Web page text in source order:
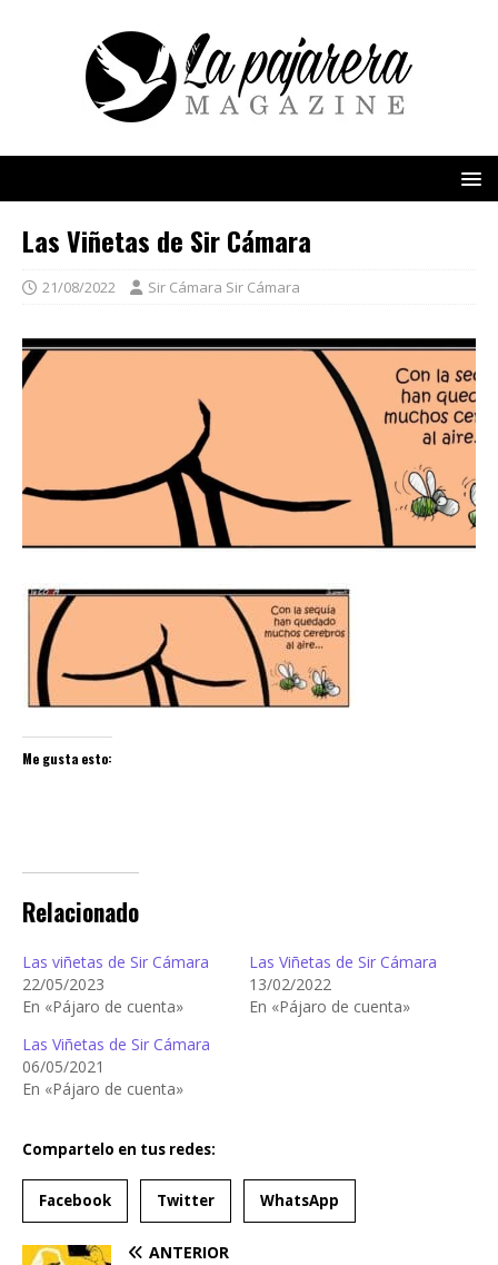
Las Viñetas de Sir Cámara
21/08/2022 Sir Cámara Sir Cámara
Me gusta esto:
Relacionado
Las viñetas de Sir Cámara
22/05/2023
En «Pájaro de cuenta»
Las Viñetas de Sir Cámara
13/02/2022
En «Pájaro de cuenta»
Las Viñetas de Sir Cámara
06/05/2021
En «Pájaro de cuenta»
Compartelo en tus redes:
Facebook Twitter WhatsApp
ANTERIOR